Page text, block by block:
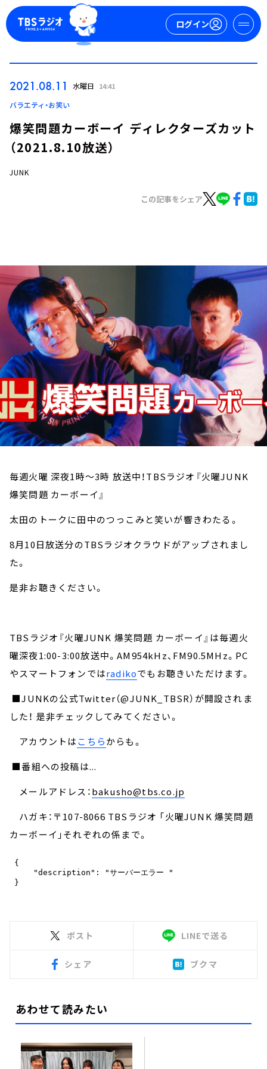
ログイン
ログイン
お知らせ
イベント・グッズ
YouTube
会社情報
2021.08.11 水曜日 14:41
バラエティ・お笑い
爆笑問題カーボーイ ディレクターズカット
（2021.8.10放送）
JUNK
この記事をシェア
毎週火曜 深夜1時～3時 放送中！TBSラジオ『火曜JUNK
爆笑問題 カーボーイ』
太田のトークに田中のつっこみと笑いが響きわたる。
8月10日放送分のTBSラジオクラウドがアップされまし
た。
是非お聴きください。
TBSラジオ『火曜JUNK 爆笑問題 カーボーイ』は毎週火
曜深夜1:00-3:00放送中。AM954kHz、FM90.5MHz。PC
やスマートフォンではradikoでもお聴きいただけます。
■JUNKの公式Twitter（@JUNK_TBSR）が開設されま
した！ 是非チェックしてみてください。
アカウントはこちらからも。
■番組への投稿は...
メールアドレス：bakusho@tbs.co.jp
ハガキ：〒107-8066 TBSラジオ 「火曜JUNK 爆笑問題
カーボーイ」それぞれの係まで。
ポスト LINEで送る
シェア ブクマ
あわせて読みたい